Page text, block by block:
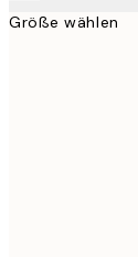
Größe wählen